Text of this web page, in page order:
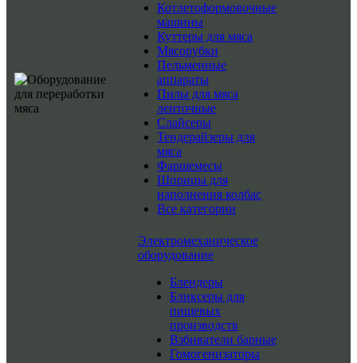
Котлетоформовочные
машины
Куттеры для мяса
Мясорубки
Пельменные
аппараты
Пилы для мяса
ленточные
Слайсеры
Тендерайзеры для
мяса
Фаршемесы
Шприцы для
наполнения колбас
Все категории
Электромеханическое
оборудование
Блендеры
Бликсеры для
пищевых
производств
Взбиватели барные
Гомогенизаторы